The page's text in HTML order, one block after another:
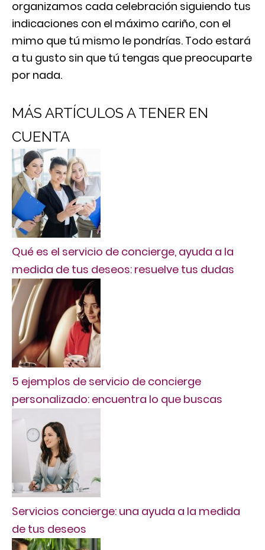
organizamos cada celebración siguiendo tus
indicaciones con el máximo cariño, con el
mimo que tú mismo le pondrías. Todo estará
a tu gusto sin que tú tengas que preocuparte
por nada.
MÁS ARTÍCULOS A TENER EN
CUENTA
Qué es el servicio de concierge, ayuda a la
medida de tus deseos: resuelve tus dudas
5 ejemplos de servicio de concierge
personalizado: encuentra lo que buscas
Servicios concierge: una ayuda a la medida
de tus deseos